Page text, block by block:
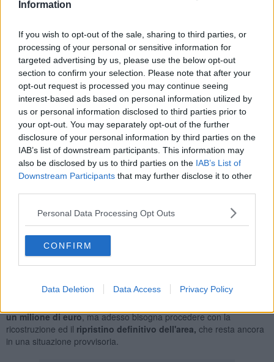
Information
If you wish to opt-out of the sale, sharing to third parties, or
processing of your personal or sensitive information for
targeted advertising by us, please use the below opt-out
section to confirm your selection. Please note that after your
opt-out request is processed you may continue seeing
interest-based ads based on personal information utilized by
us or personal information disclosed to third parties prior to
your opt-out. You may separately opt-out of the further
disclosure of your personal information by third parties on the
IAB’s list of downstream participants. This information may
also be disclosed by us to third parties on the IAB’s List of
Downstream Participants that may further disclose it to other
Personal Data Processing Opt Outs
CONFIRM
Data Deletion Data Access Privacy Policy
proseguita il giorno seguente con il posizionamento di geoblocchi e
parte delle mura pericolanti. Tentativi inutili perchè il crollo fu
inevitabile. Per fortuna non rimase ferito nessuno,ma i sassi e
la terradistrussero la terrazza sopra l'ingresso del parcheggio
e raggiunsero anche i piani inferiori e la strada.
I LAVORI.Il giorno dopo, 4 marzo, arrivò a Volterra anche il
presidente della Regione Toscana
Enrico Rossi : "Volterra sta sulla
Rocca, vederla sfaldarsi getta un'ombra di forte
preoccupazione". "La Regione Toscana non lascia sola Volterra -
dichiarò - è disponibile fin da subito a stanziare3 milioni euro
Terminata la fase dimonitoraggio, iniziarono, in somma urgenza e
mentre c'era aperto il cantiere di via Lungo le Mura,i lavori per la
messa i sicurezza dello sperone in piazza Martiri della Libertà
Si è provveduto alla rimozione di tutti i detriti e dei geoblocchi e al
paratia di protezione
nell'area di accesso al parcheggio.
La strada e il parcheggio sono stati riaperti venerdì 11 aprile
numerosi cittadini.
un milione di euro, ma adesso bisogna procedere con la
ricostruzione ed il ripristino definitivo dell'area, che resta ancora
in una situazione provvisoria.